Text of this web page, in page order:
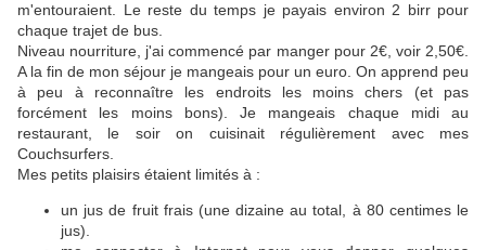
m'entouraient. Le reste du temps je payais environ 2 birr pour
chaque trajet de bus.
Niveau nourriture, j'ai commencé par manger pour 2€, voir 2,50€.
A la fin de mon séjour je mangeais pour un euro. On apprend peu
à peu à reconnaître les endroits les moins chers (et pas
forcément les moins bons). Je mangeais chaque midi au
restaurant, le soir on cuisinait régulièrement avec mes
Couchsurfers.
Mes petits plaisirs étaient limités à :
un jus de fruit frais (une dizaine au total, à 80 centimes le
jus).